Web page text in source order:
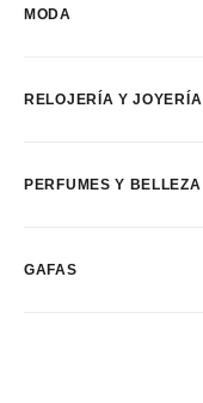
MODA
RELOJERÍA Y JOYERÍA
PERFUMES Y BELLEZA
GAFAS